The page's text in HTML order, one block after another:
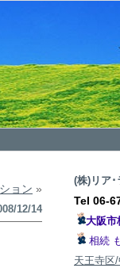
ョン »
12/14
(株)リア･
Tel 06-
大阪市
相続
天王寺区